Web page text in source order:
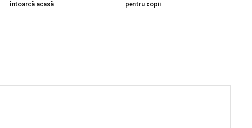
întoarcă acasă
pentru copii